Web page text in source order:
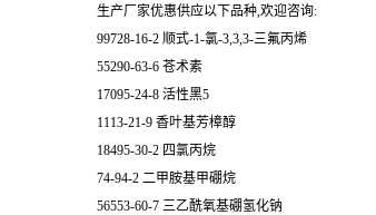
生产厂家优惠供应以下品种,欢迎咨询:
99728-16-2 顺式-1-氯-3,3,3-三氟丙烯
55290-63-6 苍术素
17095-24-8 活性黑5
1113-21-9 香叶基芳樟醇
18495-30-2 四氯丙烷
74-94-2 二甲胺基甲硼烷
56553-60-7 三乙酰氧基硼氢化钠